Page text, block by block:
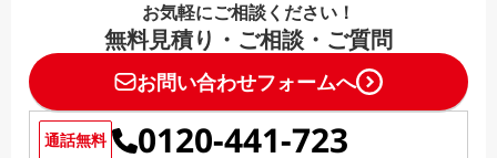
お気軽にご相談ください！
無料見積り・ご相談・ご質問
お問い合わせフォームへ
通話無料 0120-441-723